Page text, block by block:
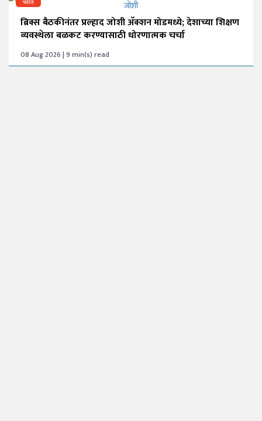
भारत
ब्रिक्स बैठकीनंतर प्रल्हाद जोशी अ‍ॅक्शन मोडमध्ये; देशाच्या शिक्षण
व्यवस्थेला बळकट करण्यासाठी धोरणात्मक चर्चा
08 Aug 2026 | 9 min(s) read